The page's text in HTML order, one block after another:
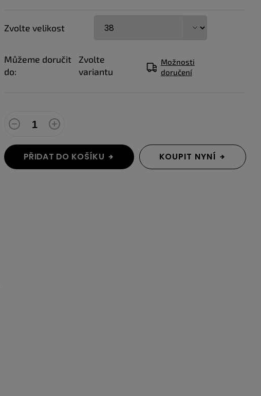
Zvolte velikost
Můžeme doručit
do:
Zvolte
variantu
Možnosti
doručení
PŘIDAT DO KOŠÍKU KOUPIT NYNÍ